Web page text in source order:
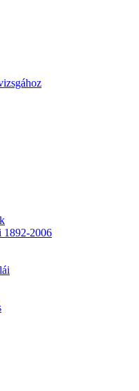
1892-2006